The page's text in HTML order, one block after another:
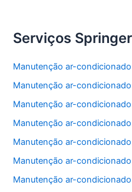
Serviços Springer
Manutenção ar-
Manutenção ar-
Manutenção ar-
Manutenção ar-
Manutenção ar-
Manutenção ar-
Manutenção ar-